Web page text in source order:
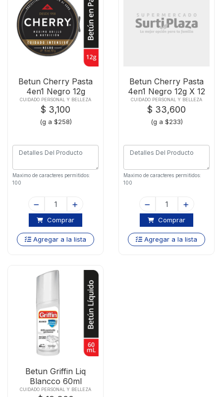
Betun Cherry Pasta
4en1 Negro 12g
CUIDADO PERSONAL Y BELLEZA
$ 3,100
(g a $258)
Maximo de caracteres permitidos:
100
Comprar
Agregar a la lista
Betun Cherry Pasta
4en1 Negro 12g X 12
Und
CUIDADO PERSONAL Y BELLEZA
$ 33,600
(g a $233)
Maximo de caracteres permitidos:
100
Comprar
Agregar a la lista
Betun Griffin Liq
Blancco 60ml
CUIDADO PERSONAL Y BELLEZA